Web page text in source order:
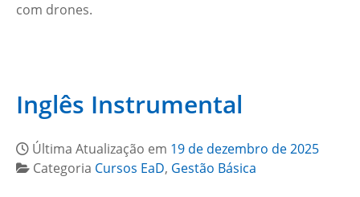
com drones.
Inglês Instrumental
Última Atualização em 19 de dezembro de 2025
Categoria Cursos EaD, Gestão Básica